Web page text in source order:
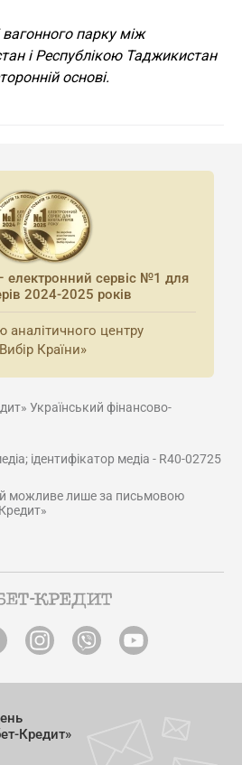
вагонного парку між
і Республікою Таджикистан
основі.
електронний сервіс №1 для
2024-2025 років
аналітичного центру
Країни»
Український фінансово-
ідентифікатор медіа - R40-02725
можливе лише за письмовою
Кредит»